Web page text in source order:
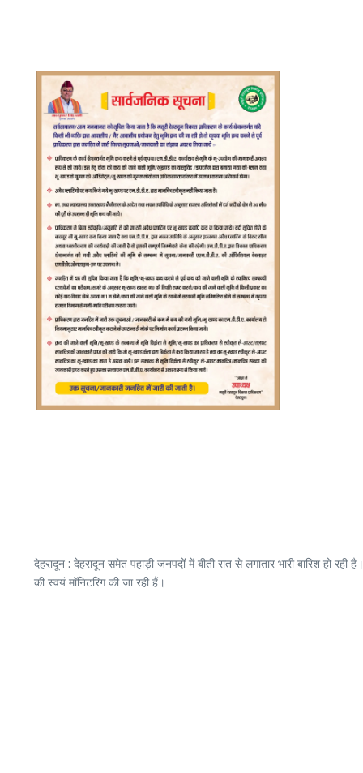
देहरादून : देहरादून समेत पहाड़ी जनपदों में बीती रात से लगातार भारी बारिश हो
की स्वयं मॉनिटरिग की जा रही हैं।